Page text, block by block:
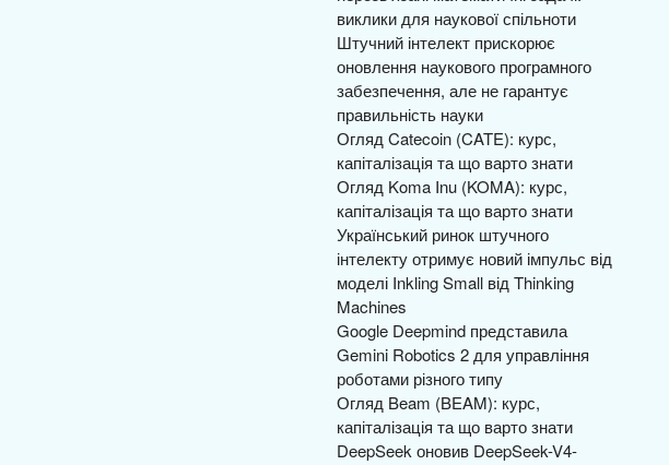
виклики для наукової спільноти
Штучний інтелект прискорює
оновлення наукового програмного
забезпечення, але не гарантує
правильність науки
Огляд Catecoin (CATE): курс,
капіталізація та що варто знати
Огляд Koma Inu (KOMA): курс,
капіталізація та що варто знати
Український ринок штучного
інтелекту отримує новий імпульс від
моделі Inkling Small від Thinking
Machines
Google Deepmind представила
Gemini Robotics 2 для управління
роботами різного типу
Огляд Beam (BEAM): курс,
капіталізація та що варто знати
DeepSeek оновив DeepSeek-V4-